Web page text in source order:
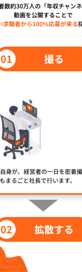
数約30万人の「年収チャン
動画を公開することで
求職者から100%応募が来る
撮る
身が、経営者の一日を密着
まるごと社長で行います。
拡散する